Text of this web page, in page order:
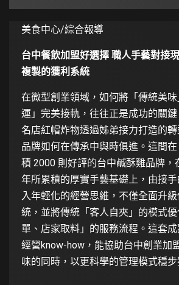
美食中心/綜合報導
台中餐飲加盟好選擇 職人手藝對接
複製的獲利系統
在微型創業領域，如何將「傳統美
運」完美接軌，往往正是成功的關
名店紅帽炸物透過姊弟接力打造的
品牌如何在傳承中與時俱進。這間
積 2000 則好評的台中鹹酥雞品牌，
年所累積的厚實手藝基礎上，由接
入年輕化的經營思維，不僅全面升
統，並將傳統「客人自夾」的模式優
單、店家取料」的服務流程。這套
經營know-how，能協助台中創業加
味的同時，以更科學的管理模式穩步